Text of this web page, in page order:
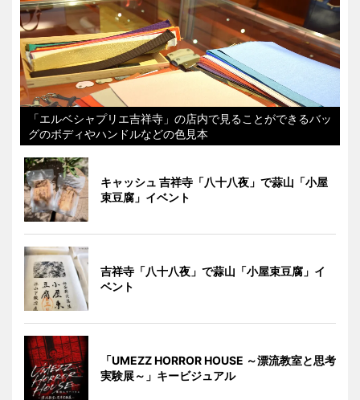
「エルベシャプリエ吉祥寺」の店内で見ることができるバッ
グのボディやハンドルなどの色見本
キャッシュ 吉祥寺「八十八夜」で蒜山「小屋
束豆腐」イベント
吉祥寺「八十八夜」で蒜山「小屋束豆腐」イ
ベント
「UMEZZ HORROR HOUSE ～漂流教室と思考
実験展～」キービジュアル